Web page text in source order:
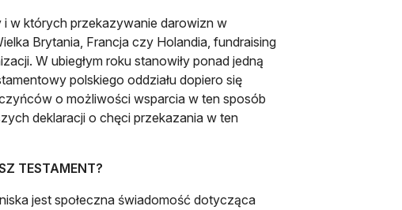
i w których przekazywanie darowizn w
Brytania, Francja czy Holandia, fundraising
W ubiegłym roku stanowiły ponad jedną
polskiego oddziału dopiero się
o możliwości wsparcia w ten sposób
deklaracji o chęci przekazania w ten
TESTAMENT?
jest społeczna świadomość dotycząca